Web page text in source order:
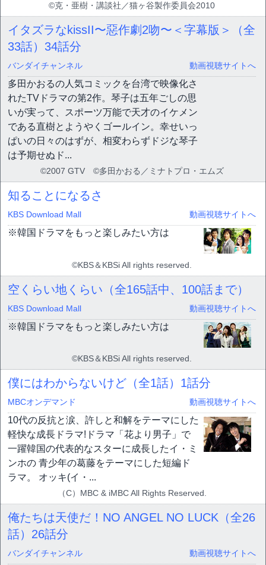
©克・亜樹・講談社／猫ヶ谷製作委員会2010
イタズラなkissII〜惡作劇2吻〜＜字幕版＞（全
33話） 34話分
バンダイチャンネル 動画視聴サイトへ
多田かおるの人気コミックを台湾で映像化さ
れたTVドラマの第2作。琴子は五年ごしの思
いが実って、スポーツ万能で天才のイケメン
である直樹とようやくゴールイン。幸せいっ
ぱいの日々のはずが、相変わらずドジな琴子
は予期せぬド...
©2007 GTV ©多田かおる／ミナトプロ・エムズ
知ることになるさ
KBS Download Mall 動画視聴サイトへ
※韓国ドラマをもっと楽しみたい方は
©KBS＆KBSi All rights reserved.
空くらい地くらい（全165話中、100話まで）
KBS Download Mall 動画視聴サイトへ
※韓国ドラマをもっと楽しみたい方は
©KBS＆KBSi All rights reserved.
僕にはわからないけど（全1話） 1話分
MBCオンデマンド 動画視聴サイトへ
10代の反抗と涙、許しと和解をテーマにした
軽快な成長ドラマ!ドラマ「花より男子」で
一躍韓国の代表的なスターに成長したイ・ミ
ンホの 青少年の葛藤をテーマにした短編ド
ラマ。 オッキ(イ・...
（C）MBC & iMBC All Rights Reserved.
俺たちは天使だ！NO ANGEL NO LUCK（全26
話） 26話分
バンダイチャンネル 動画視聴サイトへ